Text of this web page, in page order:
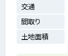
交通
間取り
土地面積